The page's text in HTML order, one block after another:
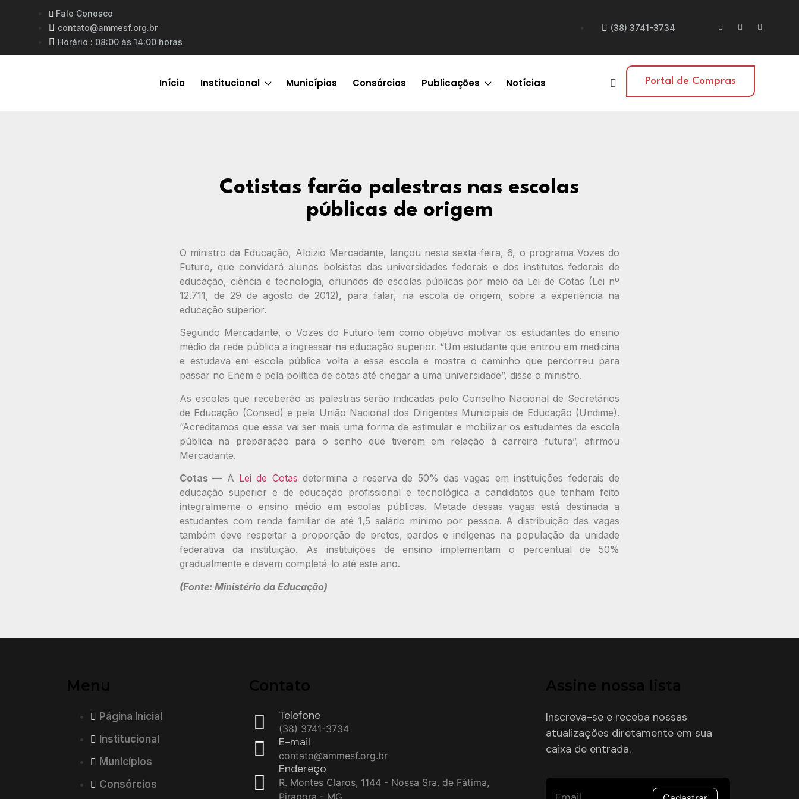
Fale Conosco
contato@ammesf.org.br
Horário : 08:00 às 14:00 horas
(38) 3741-3734
Início Institucional Municípios Consórcios Publicações Notícias Portal de Compras
Cotistas farão palestras nas escolas
públicas de origem
O ministro da Educação, Aloizio Mercadante, lançou nesta sexta-feira, 6, o programa Vozes do
Futuro, que convidará alunos bolsistas das universidades federais e dos institutos federais de
educação, ciência e tecnologia, oriundos de escolas públicas por meio da Lei de Cotas (Lei nº
12.711, de 29 de agosto de 2012), para falar, na escola de origem, sobre a experiência na
educação superior.
Segundo Mercadante, o Vozes do Futuro tem como objetivo motivar os estudantes do ensino
médio da rede pública a ingressar na educação superior. “Um estudante que entrou em medicina
e estudava em escola pública volta a essa escola e mostra o caminho que percorreu para
passar no Enem e pela política de cotas até chegar a uma universidade”, disse o ministro.
As escolas que receberão as palestras serão indicadas pelo Conselho Nacional de Secretários
de Educação (Consed) e pela União Nacional dos Dirigentes Municipais de Educação (Undime).
“Acreditamos que essa vai ser mais uma forma de estimular e mobilizar os estudantes da escola
pública na preparação para o sonho que tiverem em relação à carreira futura”, afirmou
Mercadante.
Cotas — A Lei de Cotas determina a reserva de 50% das vagas em instituições federais de
educação superior e de educação profissional e tecnológica a candidatos que tenham feito
integralmente o ensino médio em escolas públicas. Metade dessas vagas está destinada a
estudantes com renda familiar de até 1,5 salário mínimo por pessoa. A distribuição das vagas
também deve respeitar a proporção de pretos, pardos e indígenas na população da unidade
federativa da instituição. As instituições de ensino implementam o percentual de 50%
gradualmente e devem completá-lo até este ano.
(Fonte: Ministério da Educação)
Menu
Página Inicial
Institucional
Municípios
Consórcios
Contato
Telefone
(38) 3741-3734
E-mail
contato@ammesf.org.br
Endereço
R. Montes Claros, 1144 - Nossa Sra. de Fátima,
Pirapora - MG
Assine nossa lista
Inscreva-se e receba nossas
atualizações diretamente em sua
caixa de entrada.